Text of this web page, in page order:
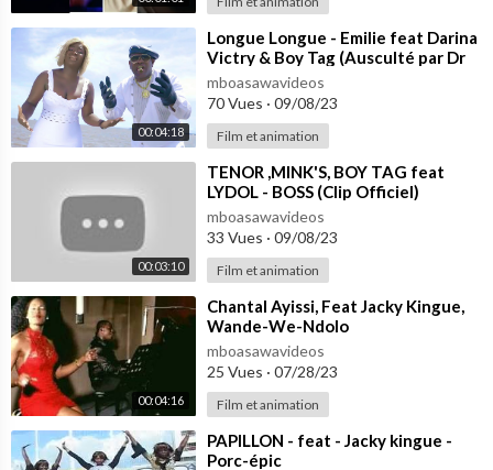
00:04:18
⁣Longue Longue - Emilie feat Darina
Victry & Boy Tag (Ausculté par Dr
Dugon)
mboasawavideos
70 Vues · 09/08/23
Film et animation
00:03:10
⁣TENOR ,MINK'S, BOY TAG feat
LYDOL - BOSS (Clip Officiel)
mboasawavideos
33 Vues · 09/08/23
Film et animation
00:04:16
⁣Chantal Ayissi, Feat Jacky Kingue,
Wande-We-Ndolo
mboasawavideos
25 Vues · 07/28/23
Film et animation
⁣PAPILLON - feat - Jacky kingue -
Porc-épic